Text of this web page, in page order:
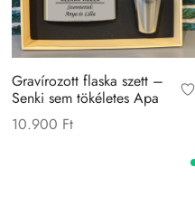
Gravírozott flaska szett –
Senki sem tökéletes Apa
10.900 Ft